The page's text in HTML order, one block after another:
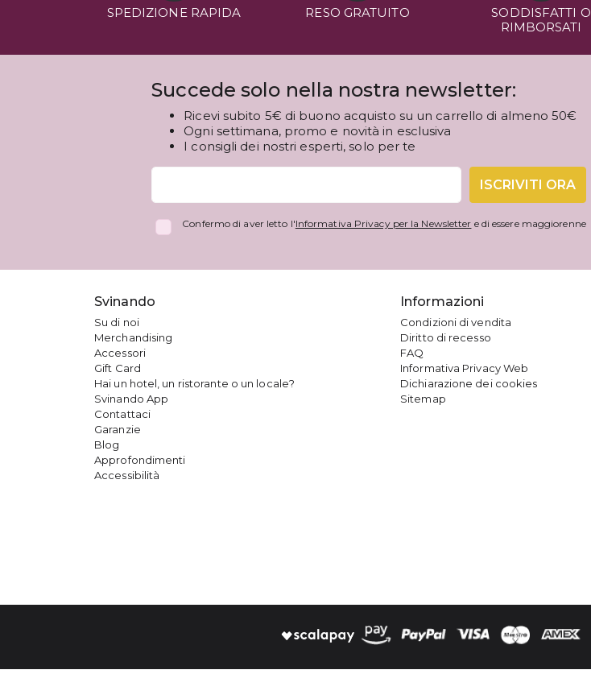
SPEDIZIONE RAPIDA RESO GRATUITO
SODDISFATTI O
RIMBORSATI
Succede solo nella nostra newsletter:
Ricevi subito 5€ di buono acquisto su un carrello di almeno 50€
Ogni settimana, promo e novità in esclusiva
I consigli dei nostri esperti, solo per te
ISCRIVITI ORA
Confermo di aver letto l'Informativa Privacy per la Newsletter e di essere maggiorenne
Svinando
Su di noi
Merchandising
Accessori
Gift Card
Hai un hotel, un ristorante o un locale?
Svinando App
Contattaci
Garanzie
Blog
Approfondimenti
Accessibilità
Informazioni
Condizioni di vendita
Diritto di recesso
FAQ
Informativa Privacy Web
Dichiarazione dei cookies
Sitemap